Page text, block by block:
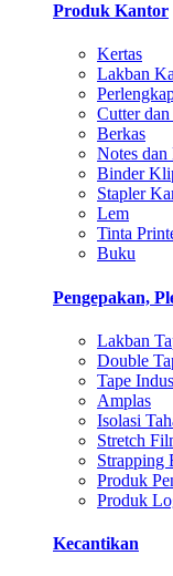
Produk Kantor
Kertas
Lakban
Cutter
Berkas
Notes dan
Binder
Stapler
Lem
Tinta
Buku
Pengepakan,
Lakban
Double
Tape
Amplas
Isolasi
Stretch
Strapping
Produk
Produk
Kecantikan